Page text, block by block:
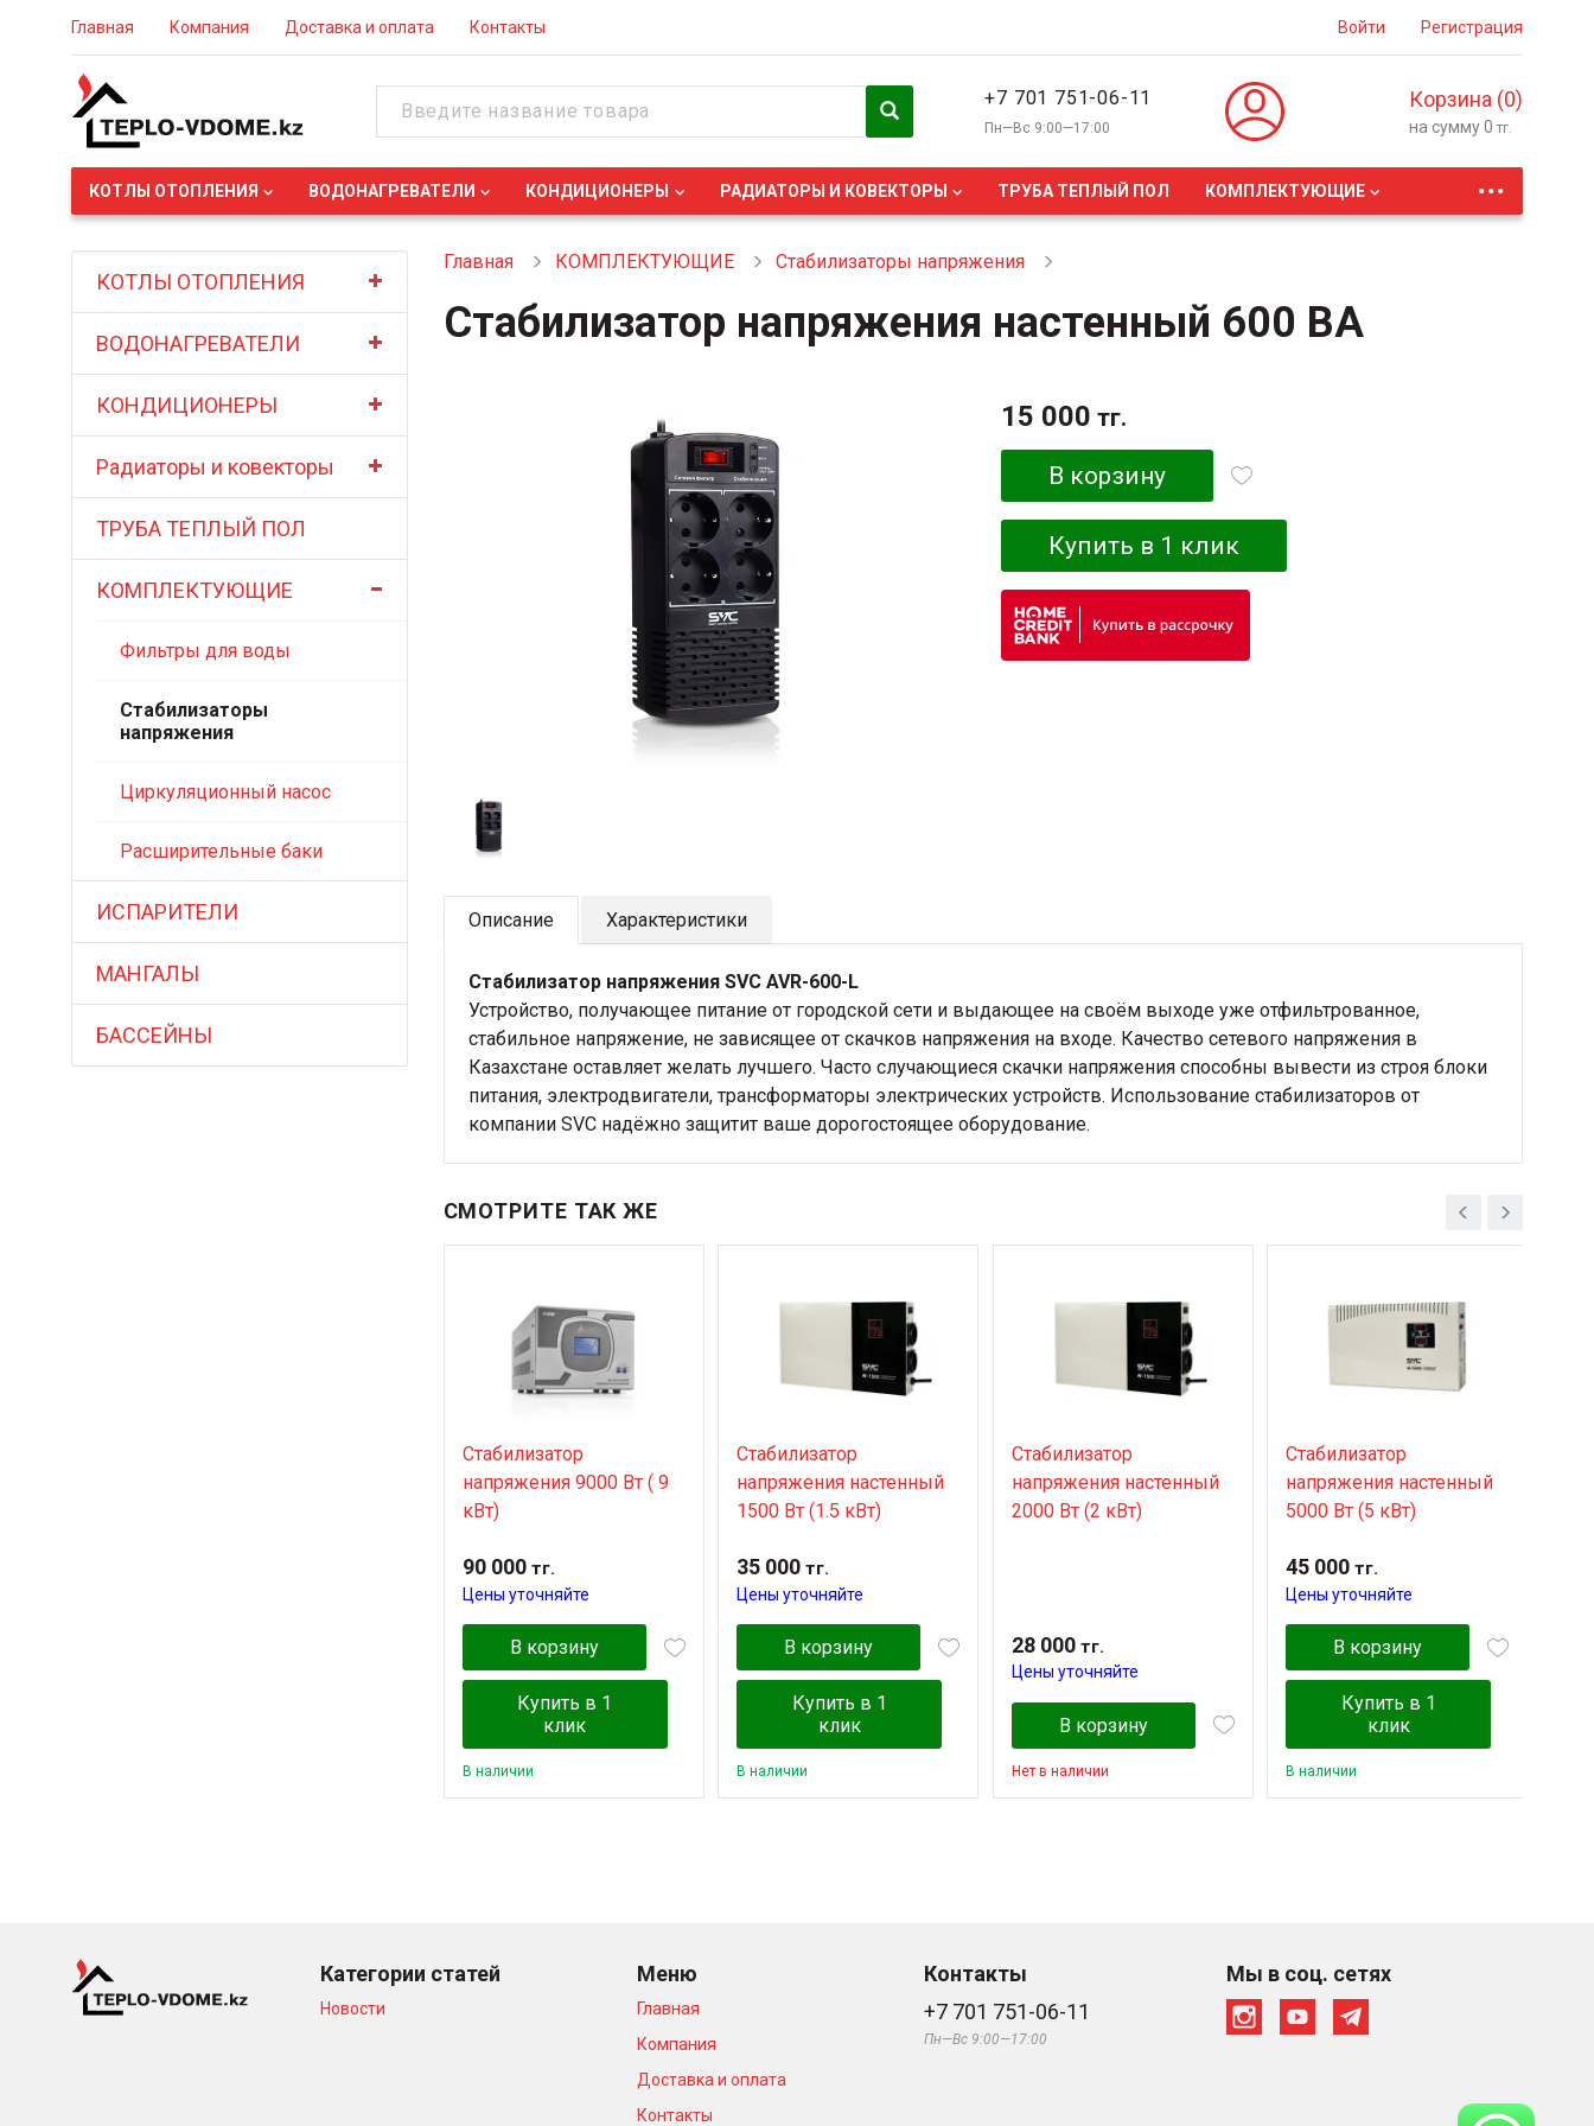
Главная Компания Доставка и оплата Контакты Войти Регистрация
+7 701 751-06-11
Пн—Вс 9:00—17:00
Корзина (0)
на сумму0 тг.
КОТЛЫ ОТОПЛЕНИЯ ВОДОНАГРЕВАТЕЛИ КОНДИЦИОНЕРЫ РАДИАТОРЫ И КОВЕКТОРЫ ТРУБА ТЕПЛЫЙ ПОЛ КОМПЛЕКТУЮЩИЕ ...
КОТЛЫ ОТОПЛЕНИЯ
ВОДОНАГРЕВАТЕЛИ
КОНДИЦИОНЕРЫ
Радиаторы и ковекторы
ТРУБА ТЕПЛЫЙ ПОЛ
КОМПЛЕКТУЮЩИЕ
Фильтры для воды
Стабилизаторы
напряжения
Циркуляционный насос
Расширительные баки
ИСПАРИТЕЛИ
МАНГАЛЫ
БАССЕЙНЫ
Главная КОМПЛЕКТУЮЩИЕ Стабилизаторы напряжения
Стабилизатор напряжения настенный 600 ВА
15 000 тг.
В корзину
Купить в 1 клик
Описание Характеристики
Стабилизатор напряжения SVC AVR-600-L
Устройство, получающее питание от городской сети и выдающее на своём выходе уже отфильтрованное,
стабильное напряжение, не зависящее от скачков напряжения на входе. Качество сетевого напряжения в
Казахстане оставляет желать лучшего. Часто случающиеся скачки напряжения способны вывести из строя блоки
питания, электродвигатели, трансформаторы электрических устройств. Использование стабилизаторов от
компании SVC надёжно защитит ваше дорогостоящее оборудование.
СМОТРИТЕ ТАК ЖЕ
Стабилизатор
напряжения 9000 Вт ( 9
кВт)
90 000тг.
Цены уточняйте
В корзину
Купить в 1
клик
В наличии
Стабилизатор
напряжения настенный
1500 Вт (1.5 кВт)
35 000 тг.
Цены уточняйте
В корзину
Купить в 1
клик
В наличии
Стабилизатор
напряжения настенный
2000 Вт (2 кВт)
28 000тг.
Цены уточняйте
В корзину
Нет в наличии
Стабилизатор
напряжения настенный
5000 Вт (5 кВт)
45 000 тг.
Цены уточняйте
В корзину
Купить в 1
клик
В наличии
Категории статей
Новости
Меню
Главная
Компания
Доставка и оплата
Контакты
Контакты
+7 701 751-06-11
Пн—Вс 9:00—17:00
Мы в соц. сетях